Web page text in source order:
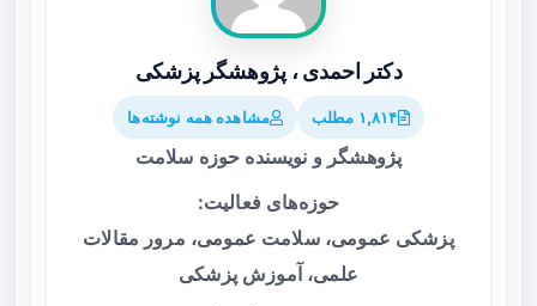
دکتر احمدی ، پژوهشگر پزشکی
۱,۸۱۴ مطلب مشاهده همه نوشته‌ها
پژوهشگر و نویسنده حوزه سلامت
حوزه‌های فعالیت:
پزشکی عمومی، سلامت عمومی، مرور مقالات
علمی، آموزش پزشکی